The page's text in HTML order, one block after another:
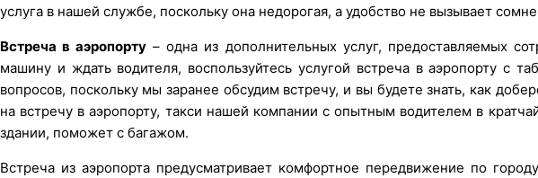
услуга в нашей службе, поскольку она недорогая, а удобство не вызывает
Встреча в аэропорту – одна из дополнительных услуг, предоставляемых
машину и ждать водителя, воспользуйтесь услугой встреча в аэропорту с
вопросов, поскольку мы заранее обсудим встречу, и вы будете знать, как
на встречу в аэропорту, такси нашей компании с опытным водителем в
здании, поможет с багажом.
Встреча из аэропорта предусматривает комфортное передвижение по